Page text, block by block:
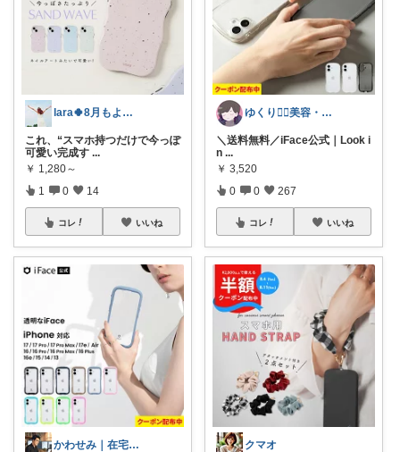
lara🍀8月もよろしく😊✨
これ、“スマホ持つだけで今っぽ
可愛い完成す ...
￥ 1,280～
1 0 14
コレ いいね
かわせみ｜在宅ワーク暮らしグッズ
ゆくり🐕‍🦺美容・便利雑貨🤍
＼送料無料／iFace公式｜Look i
n ...
￥ 3,520
0 0 267
コレ いいね
クマオ